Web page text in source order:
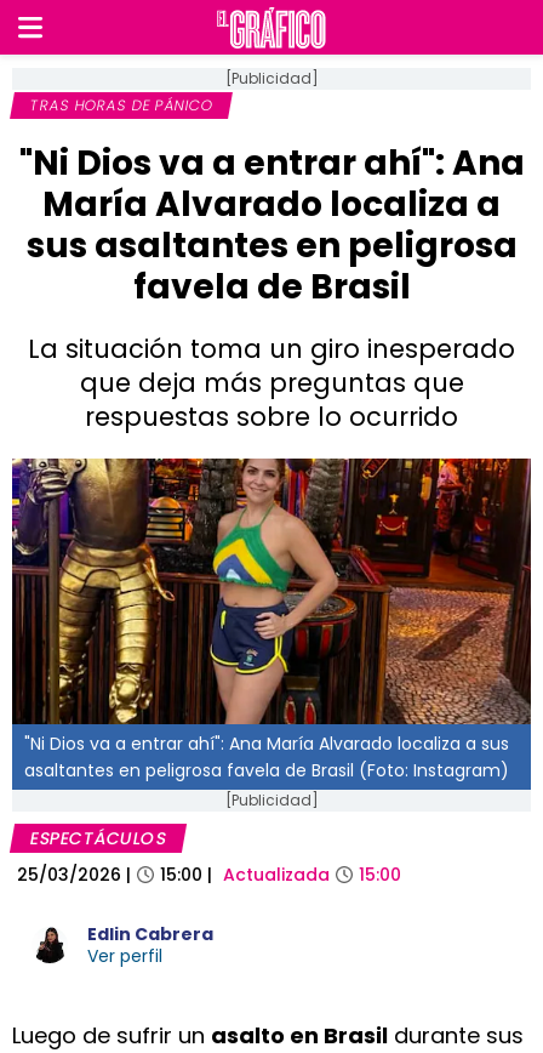
[Publicidad]
TRAS HORAS DE PÁNICO
"Ni Dios va a entrar ahí": Ana
María Alvarado localiza a
sus asaltantes en peligrosa
favela de Brasil
La situación toma un giro inesperado
que deja más preguntas que
respuestas sobre lo ocurrido
"Ni Dios va a entrar ahí": Ana María Alvarado localiza a sus
asaltantes en peligrosa favela de Brasil (Foto: Instagram)
[Publicidad]
ESPECTÁCULOS
25/03/2026 | 15:00 | Actualizada 15:00
Edlin Cabrera
Ver perfil
Luego de sufrir un asalto en Brasil durante sus